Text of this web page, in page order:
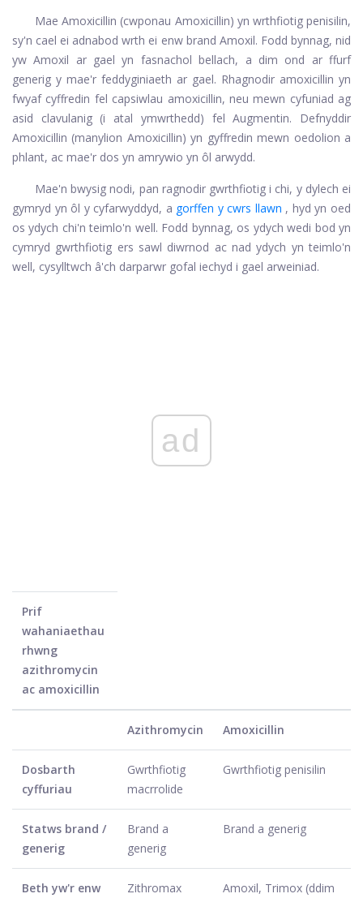
Mae Amoxicillin (cwponau Amoxicillin) yn wrthfiotig penisilin,
sy'n cael ei adnabod wrth ei enw brand Amoxil. Fodd bynnag, nid
yw Amoxil ar gael yn fasnachol bellach, a dim ond ar ffurf
generig y mae'r feddyginiaeth ar gael. Rhagnodir amoxicillin yn
fwyaf cyffredin fel capsiwlau amoxicillin, neu mewn cyfuniad ag
asid clavulanig (i atal ymwrthedd) fel Augmentin. Defnyddir
Amoxicillin (manylion Amoxicillin) yn gyffredin mewn oedolion a
phlant, ac mae'r dos yn amrywio yn ôl arwydd.
Mae'n bwysig nodi, pan ragnodir gwrthfiotig i chi, y dylech ei
gymryd yn ôl y cyfarwyddyd, a gorffen y cwrs llawn , hyd yn oed
os ydych chi'n teimlo'n well. Fodd bynnag, os ydych wedi bod yn
cymryd gwrthfiotig ers sawl diwrnod ac nad ydych yn teimlo'n
well, cysylltwch â'ch darparwr gofal iechyd i gael arweiniad.
ad
Prif
wahaniaethau
rhwng
azithromycin
ac amoxicillin
Azithromycin Amoxicillin
Dosbarth
cyffuriau
Gwrthfiotig
macrrolide
Gwrthfiotig penisilin
Statws brand /
generig
Brand a
generig
Brand a generig
Beth yw'r enw Zithromax Amoxil, Trimox (ddim